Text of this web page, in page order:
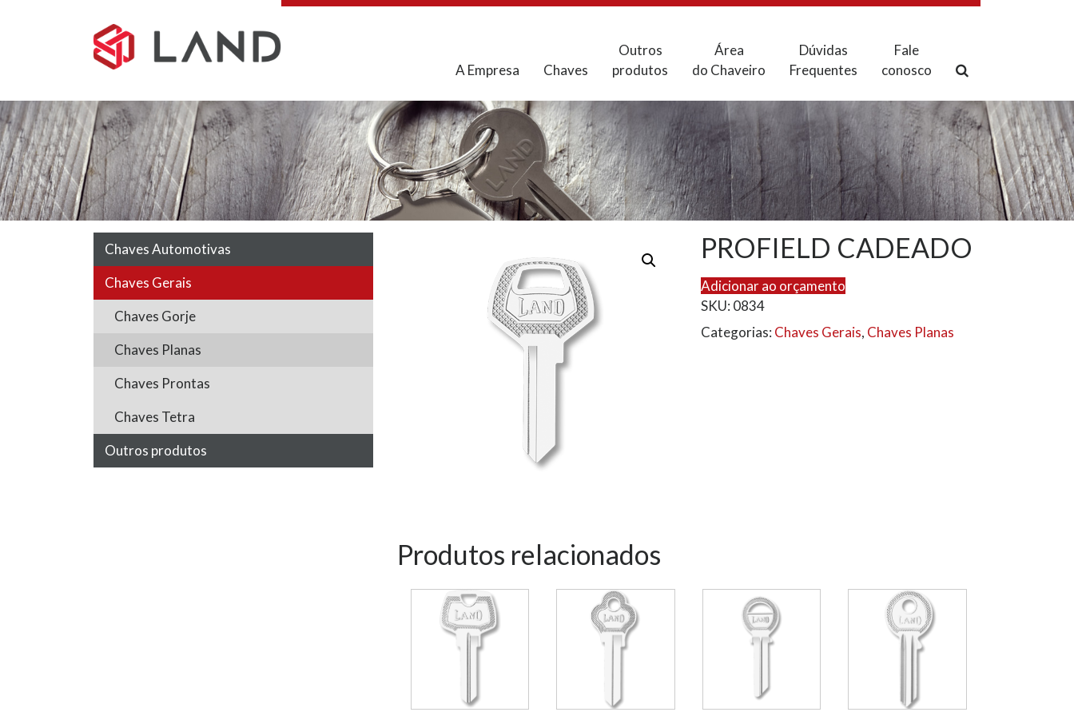
A Empresa Chaves
Outros
produtos
Área
do Chaveiro
Dúvidas
Frequentes
Fale
conosco
Chaves Automotivas
Chaves Gerais
Chaves Gorje
Chaves Planas
Chaves Prontas
Chaves Tetra
Outros produtos
PROFIELD CADEADO
Adicionar ao orçamento
SKU: 0834
Categorias: Chaves Gerais, Chaves Planas
Produtos relacionados